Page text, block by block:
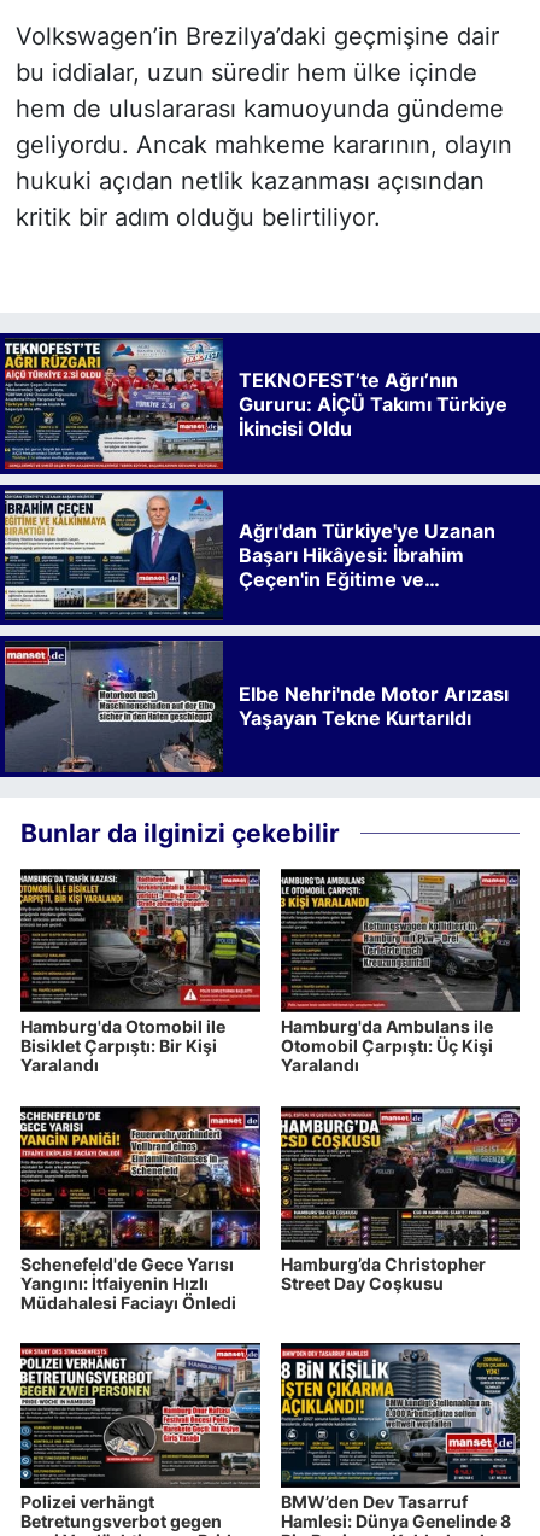
Volkswagen’in Brezilya’daki geçmişine dair
bu iddialar, uzun süredir hem ülke içinde
hem de uluslararası kamuoyunda gündeme
geliyordu. Ancak mahkeme kararının, olayın
hukuki açıdan netlik kazanması açısından
kritik bir adım olduğu belirtiliyor.
TEKNOFEST’te Ağrı’nın
Gururu: AİÇÜ Takımı Türkiye
İkincisi Oldu
Ağrı'dan Türkiye'ye Uzanan
Başarı Hikâyesi: İbrahim
Çeçen'in Eğitime ve
Elbe Nehri'nde Motor Arızası
Yaşayan Tekne Kurtarıldı
Bunlar da ilginizi çekebilir
Hamburg'da Otomobil ile
Bisiklet Çarpıştı: Bir Kişi
Yaralandı
Hamburg'da Ambulans ile
Otomobil Çarpıştı: Üç Kişi
Yaralandı
Schenefeld'de Gece Yarısı
Yangını: İtfaiyenin Hızlı
Müdahalesi Faciayı Önledi
Hamburg’da Christopher
Street Day Coşkusu
Polizei verhängt
Betretungsverbot gegen
BMW’den Dev Tasarruf
Hamlesi: Dünya Genelinde 8